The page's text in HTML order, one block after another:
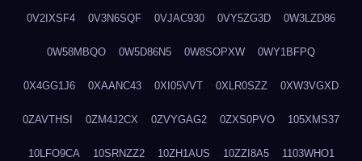
0V2IXSF4 0V3N6SQF 0VJAC930 0VY5ZG3D 0W3LZD86
0W58MBQO 0W5D86N5 0W8SOPXW 0WY1BFPQ
0X4GG1J6 0XAANC43 0XI05VVT 0XLR0SZZ 0XW3VGXD
0ZAVTHSI 0ZM4J2CX 0ZVYGAG2 0ZXS0PVO 105XMS37
10LFO9CA 10SRNZZ2 10ZH1AUS 10ZZI8A5 1103WHO1